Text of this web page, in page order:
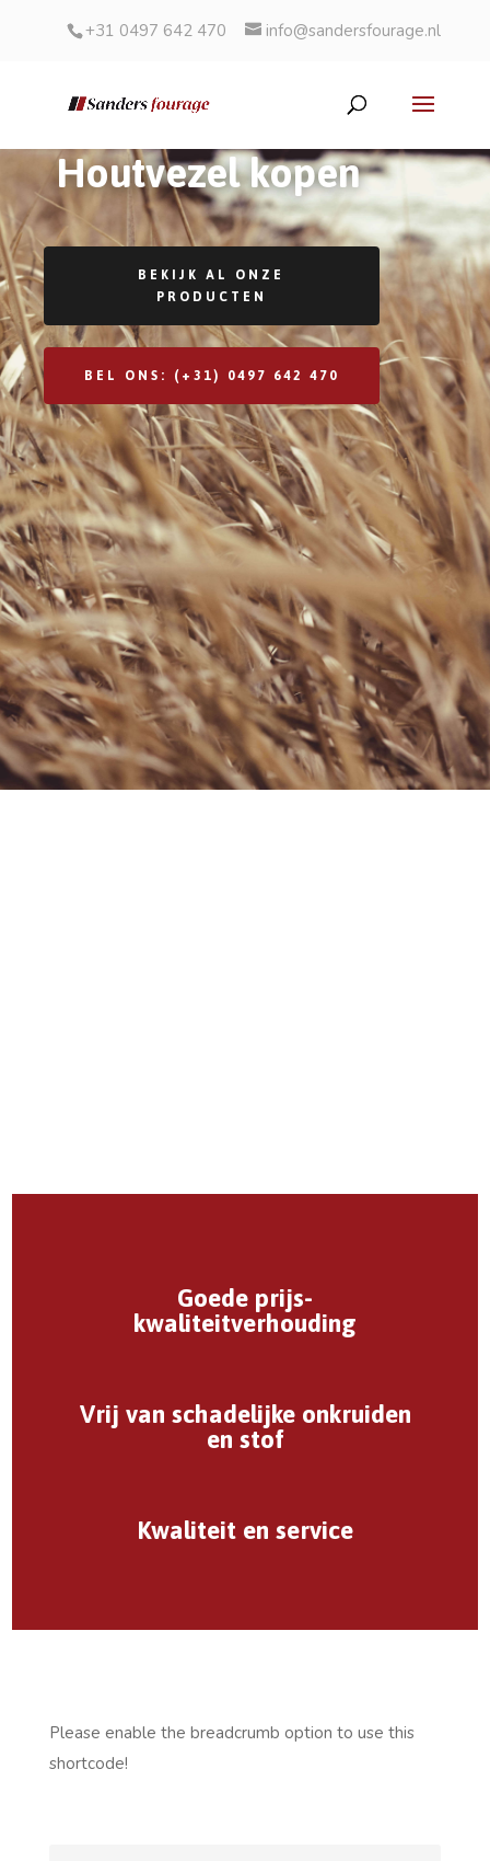
+31 0497 642 470 info@sandersfourage.nl
Houtvezel kopen
BEKIJK AL ONZE
PRODUCTEN
BEL ONS: (+31) 0497 642 470
Goede prijs-
kwaliteitverhouding
Vrij van schadelijke onkruiden
en stof
Kwaliteit en service
Please enable the breadcrumb option to use this
shortcode!